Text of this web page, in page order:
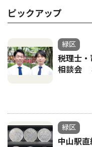
ピックアップ
緑区
税理士
相談会
緑区
中山駅